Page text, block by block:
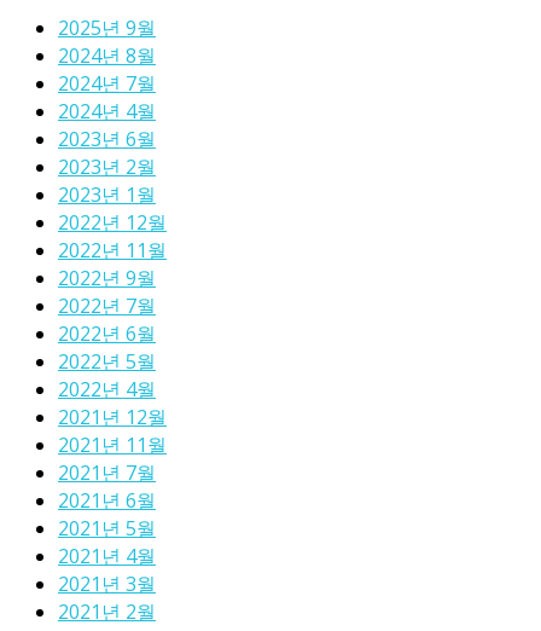
2025년 9월
2024년 8월
2024년 7월
2024년 4월
2023년 6월
2023년 2월
2023년 1월
2022년 12월
2022년 11월
2022년 9월
2022년 7월
2022년 6월
2022년 5월
2022년 4월
2021년 12월
2021년 11월
2021년 7월
2021년 6월
2021년 5월
2021년 4월
2021년 3월
2021년 2월